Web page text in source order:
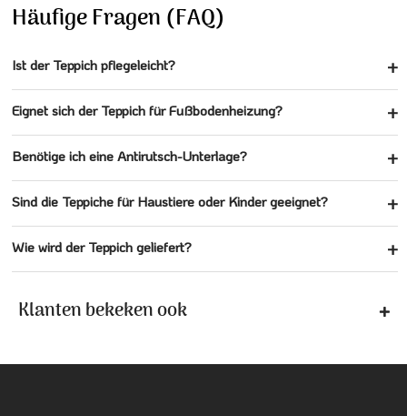
Häufige Fragen (FAQ)
Ist der Teppich pflegeleicht?
Eignet sich der Teppich für Fußbodenheizung?
Benötige ich eine Antirutsch-Unterlage?
Sind die Teppiche für Haustiere oder Kinder geeignet?
Wie wird der Teppich geliefert?
Klanten bekeken ook